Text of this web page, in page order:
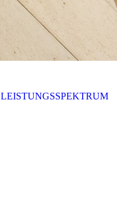
LEISTUNGSSPEKTRUM